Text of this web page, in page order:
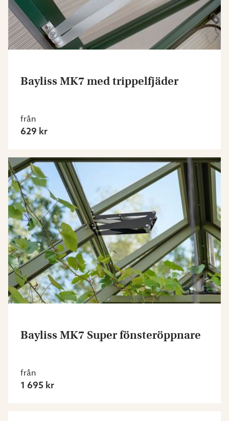
Bayliss MK7 med trippelfjäder
från
629 kr
Bayliss MK7 Super fönsteröppnare
från
1 695 kr